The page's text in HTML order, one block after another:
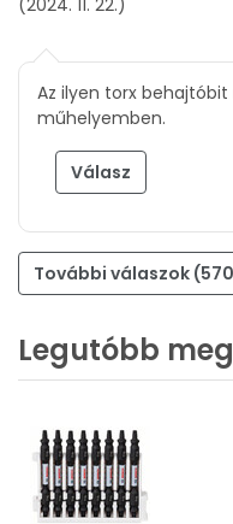
Az ilyen torx
műhelyemben.
Válasz
További válaszok
Legutóbb